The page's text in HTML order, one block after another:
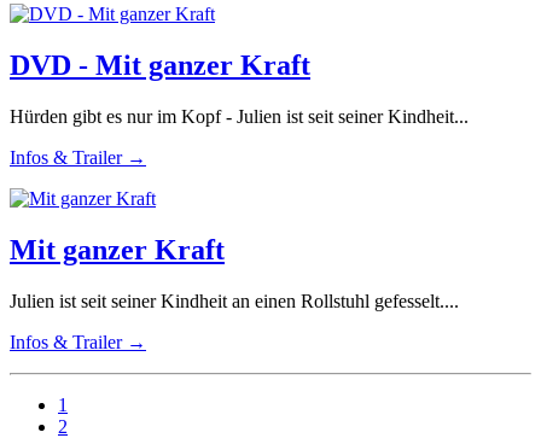
DVD - Mit ganzer Kraft
Hürden gibt es nur im Kopf - Julien ist seit seiner Kindheit...
Infos & Trailer →
Mit ganzer Kraft
Julien ist seit seiner Kindheit an einen Rollstuhl gefesselt....
Infos & Trailer →
1
2